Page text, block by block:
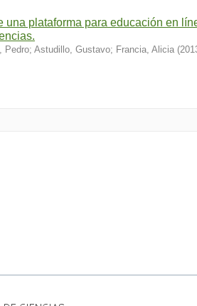
una plataforma para educación en
Pedro; Astudillo, Gustavo; Francia, Alicia (